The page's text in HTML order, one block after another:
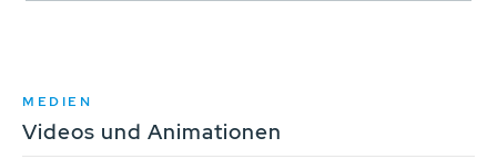
MEDIEN
Videos und Animationen